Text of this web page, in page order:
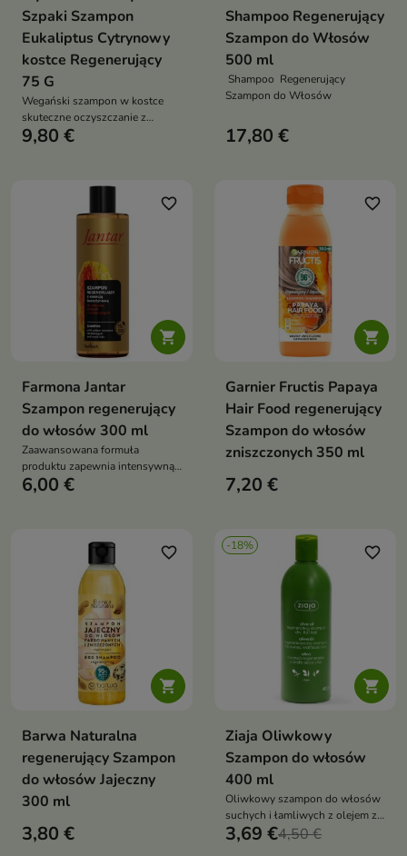
Szpaki Szampon
Eukaliptus Cytrynowy
kostce Regenerujący
75 G
Wegański szampon w kostce
skuteczne oczyszczanie z
pielęgnacją włosów i skóry
9,80 €
Shampoo Regenerujący
Szampon do Włosów
500 ml
Shampoo Regenerujący
Szampon do Włosów
17,80 €

favorite_border
Farmona Jantar
Szampon regenerujący
do włosów 300 ml
Zaawansowana formuła
produktu zapewnia intensywną
regenerację i nawilżenie włosów
6,00 €

favorite_border
Garnier Fructis Papaya
Hair Food regenerujący
Szampon do włosów
zniszczonych 350 ml
7,20 €

favorite_border
Barwa Naturalna
regenerujący Szampon
do włosów Jajeczny
300 ml
3,80 €
-18%

favorite_border
Ziaja Oliwkowy
Szampon do włosów
400 ml
Oliwkowy szampon do włosów
suchych i łamliwych z olejem z
oliwek, mocznikiem i
3,69 €4,50 €